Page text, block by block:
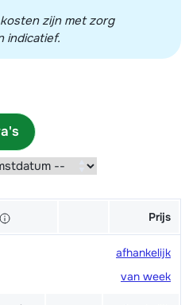
zijn met zorg
indicatief.
Prijs
afhankelijk
van week